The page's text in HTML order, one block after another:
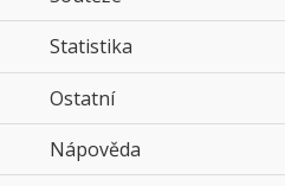
Statistika
Ostatníclick to expand
Nápověda